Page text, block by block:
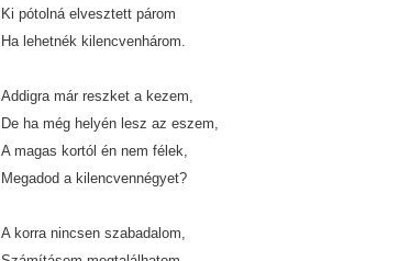
Ki pótolná elvesztett párom
Ha lehetnék kilencvenhárom.
Addigra már reszket a kezem,
De ha még helyén lesz az eszem,
A magas kortól én nem félek,
Megadod a kilencvennégyet?
A korra nincsen szabadalom,